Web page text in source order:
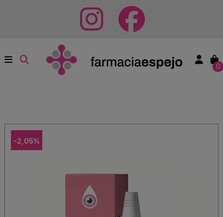
0
-2,05%